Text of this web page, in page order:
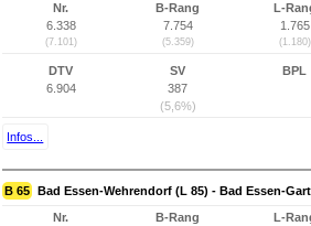
Nr.
6.338
(7.101)
B-Rang
7.754
(5.359)
L-
1.765
(1.180)
DTV
6.904
SV
387
(5,6%)
BPL
Infos...
B 65 Bad Essen-Wehrendorf (L 85) - Bad Essen-
Nr.
B-Rang
L-